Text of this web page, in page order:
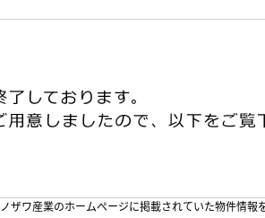
ワ産業のホームぺージに掲載されていた物件情報